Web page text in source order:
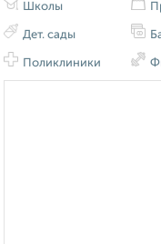
Школы
Дет. сады
Поликлиники